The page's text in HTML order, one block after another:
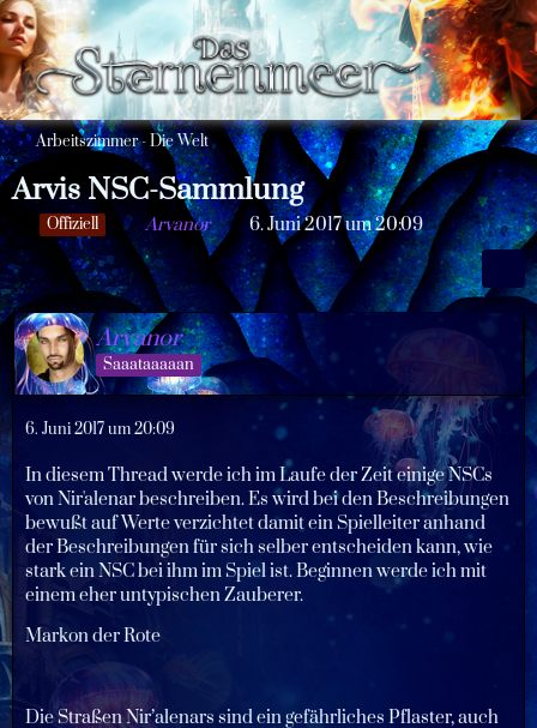
Arbeitszimmer - Die Welt
Arvis NSC-Sammlung
Offiziell Arvanor 6. Juni 2017 um 20:09
Arvanor
Saaataaaaan
6. Juni 2017 um 20:09
In diesem Thread werde ich im Laufe der Zeit einige NSCs
von Nir'alenar beschreiben. Es wird bei den Beschreibungen
bewußt auf Werte verzichtet damit ein Spielleiter anhand
der Beschreibungen für sich selber entscheiden kann, wie
stark ein NSC bei ihm im Spiel ist. Beginnen werde ich mit
einem eher untypischen Zauberer.
Markon der Rote
Die Straßen Nir’alenars sind ein gefährliches Pflaster, auch